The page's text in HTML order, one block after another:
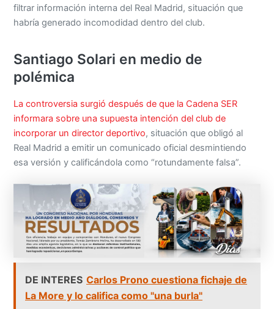
filtrar información interna del Real Madrid, situación que
habría generado incomodidad dentro del club.
Santiago Solari en medio de
polémica
La controversia surgió después de que la Cadena SER
informara sobre una supuesta intención del club de
incorporar un director deportivo, situación que obligó al
Real Madrid a emitir un comunicado oficial desmintiendo
esa versión y calificándola como “rotundamente falsa”.
DE INTERES Carlos Prono cuestiona fichaje de
La More y lo califica como "una burla"